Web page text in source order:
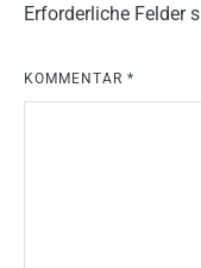
Erforderliche Felder
KOMMENTAR *